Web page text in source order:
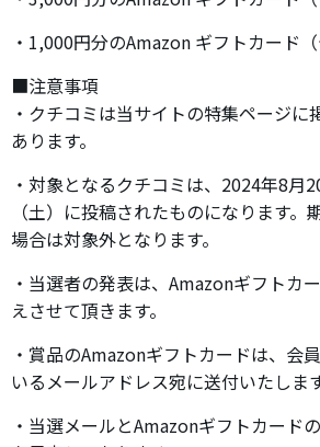
・1,000円分のAmazon ギフトカード
■注意事項
・クチコミは当サイトの特集ページに
あります。
・対象となるクチコミは、2024年8月
（土）に投稿されたものになります。
場合は対象外となります。
・当選者の発表は、Amazonギフトカ
えさせて頂きます。
・賞品のAmazonギフトカードは、会
いるメールアドレス宛に送付いたします
・当選メールとAmazonギフトカード